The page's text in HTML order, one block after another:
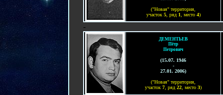
("Новая" территория,
участок 5, ряд 1, место 4)
-
ДЕМЕНТЬЕВ
Пётр
Петрович
(15.07. 1946
-
27.01. 2006)
("Новая" территория,
участок 7, ряд 22, место 3)